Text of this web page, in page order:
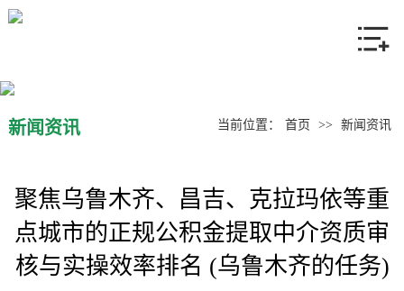
产品中心
联系我们
新闻资讯 当前位置： 首页 >> 新闻资讯
聚焦乌鲁木齐、昌吉、克拉玛依等重
点城市的正规公积金提取中介资质审
核与实操效率排名 (乌鲁木齐的任务)